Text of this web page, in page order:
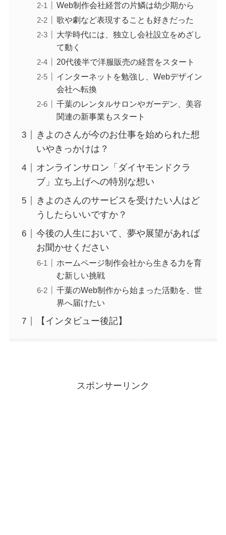
Web制作会社経営の片鱗は幼少期から
歌や劇など表現することも好きだった
大学時代には、独立し会社設立をめざし
て動く
20代後半で洋服販売の経営をスタート
インターネットを勉強し、Webデザイン
会社へ転換
千葉のレンタルサロンやガーデン、美容
関連の新事業もスタート
きよのさんが今のお仕事を始められた想
いやきっかけは？
オンラインサロン「ダイヤモンドクラ
ブ」立ち上げへの特別な想い
きよのさんのサービスを受けたい人はど
うしたらいいですか？
今後の人生において、夢や展望があれば
お聞かせください
ホームページ制作会社から生きる力を育
む新しい挑戦
千葉のWeb制作から始まった活動を、世
界へ届けたい
【インタビュー後記】
スポンサーリンク